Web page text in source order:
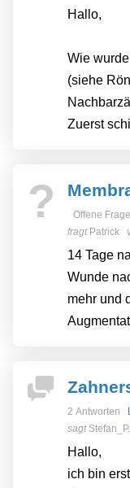
Hallo,
Wie
(siehe
Zuerst
?
Offene Frage
fragt Patrick
14 Tage
Wunde
mehr und
2 Antworten
sagt Stefan_P.
Hallo,
ich bin